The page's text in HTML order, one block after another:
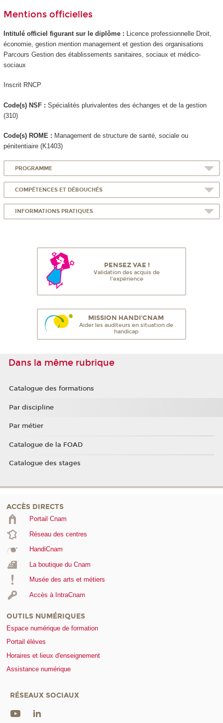
Mentions officielles
Intitulé officiel figurant sur le diplôme :
Licence professionnelle Droit,
économie, gestion mention management et gestion des organisations
Parcours Gestion des établissements sanitaires, sociaux et médico-
sociaux
Inscrit RNCP
Code(s) NSF : Spécialités plurivalentes des échanges et de la gestion
(310)
Code(s) ROME : Management de structure de santé, sociale ou
pénitentiaire (K1403)
PROGRAMME
COMPÉTENCES ET DÉBOUCHÉS
INFORMATIONS PRATIQUES
PENSEZ VAE !
Validation des acquis de
l'expérience
MISSION HANDI'CNAM
Aider les auditeurs en situation de
handicap
Dans la même rubrique
Catalogue des formations
Par discipline
Par métier
Catalogue de la FOAD
Catalogue des stages
ACCÈS DIRECTS
Portail Cnam
Réseau des centres
HandiCnam
La boutique du Cnam
Musée des arts et métiers
Accès à IntraCnam
OUTILS NUMÉRIQUES
Espace numérique de formation
Portail élèves
Horaires et lieux d'enseignement
Assistance numérique
RÉSEAUX SOCIAUX